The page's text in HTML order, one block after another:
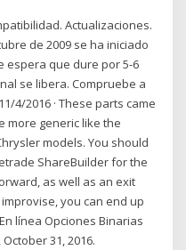
Actualizaciones.
de 2009 se ha iniciado
espera que dure por 5-6
se libera. Compruebe a
4/2016 · These parts came
more generic like the
models. You should
ShareBuilder for the
as well as an exit
you can end up
línea Opciones Binarias
31, 2016.